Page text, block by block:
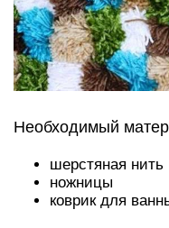
Необходимый
шерстяная нить
ножницы
коврик для